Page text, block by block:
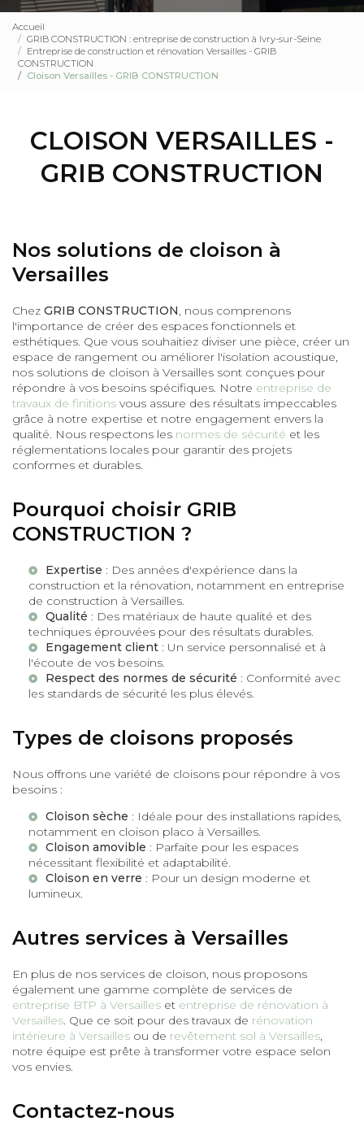
Accueil
GRIB CONSTRUCTION : entreprise de construction à Ivry-sur-Seine
Entreprise de construction et rénovation Versailles - GRIB
CONSTRUCTION
Cloison Versailles - GRIB CONSTRUCTION
CLOISON VERSAILLES -
GRIB CONSTRUCTION
Nos solutions de cloison à
Versailles
Chez GRIB CONSTRUCTION, nous comprenons
l'importance de créer des espaces fonctionnels et
esthétiques. Que vous souhaitiez diviser une pièce, créer un
espace de rangement ou améliorer l'isolation acoustique,
nos solutions de cloison à Versailles sont conçues pour
répondre à vos besoins spécifiques. Notre entreprise de
travaux de finitions vous assure des résultats impeccables
grâce à notre expertise et notre engagement envers la
qualité. Nous respectons les normes de sécurité et les
réglementations locales pour garantir des projets
conformes et durables.
Pourquoi choisir GRIB
CONSTRUCTION ?
Expertise : Des années d'expérience dans la
construction et la rénovation, notamment en entreprise
de construction à Versailles.
Qualité : Des matériaux de haute qualité et des
techniques éprouvées pour des résultats durables.
Engagement client : Un service personnalisé et à
l'écoute de vos besoins.
Respect des normes de sécurité : Conformité avec
les standards de sécurité les plus élevés.
Types de cloisons proposés
Nous offrons une variété de cloisons pour répondre à vos
besoins :
Cloison sèche : Idéale pour des installations rapides,
notamment en cloison placo à Versailles.
Cloison amovible : Parfaite pour les espaces
nécessitant flexibilité et adaptabilité.
Cloison en verre : Pour un design moderne et
lumineux.
Autres services à Versailles
En plus de nos services de cloison, nous proposons
également une gamme complète de services de
entreprise BTP à Versailles et entreprise de rénovation à
Versailles. Que ce soit pour des travaux de rénovation
intérieure à Versailles ou de revêtement sol à Versailles,
notre équipe est prête à transformer votre espace selon
vos envies.
Contactez-nous